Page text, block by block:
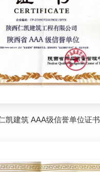
凯建筑 AAA级信誉单位证书